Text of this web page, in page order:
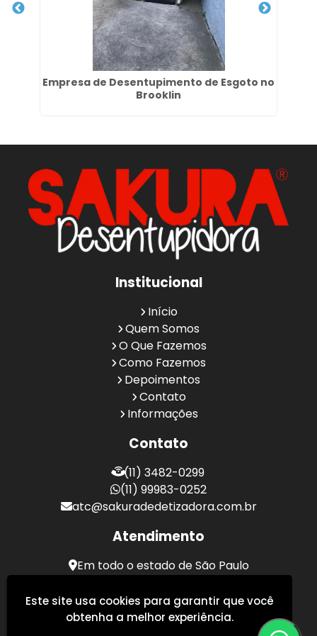
Empresa de Desentupimento de Esgoto no
Brooklin
Institucional
Início
Quem Somos
O Que Fazemos
Como Fazemos
Depoimentos
Contato
Informações
Contato
(11) 3482-0299
(11) 99983-0252
atc@sakuradedetizadora.com.br
Atendimento
Em todo o estado de São Paulo
Este site usa cookies para garantir que você
obtenha a melhor experiência.